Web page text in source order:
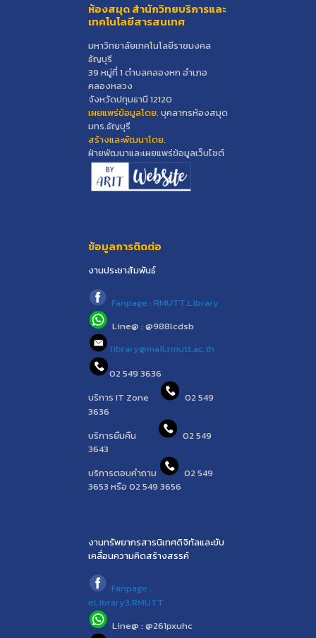
ห้องสมุด สำนักวิทยบริการและ
เทคโนโลยีสารสนเทศ
มหาวิทยาลัยเทคโนโลยีราชมงคล
ธัญบุรี
39 หมู่ที่ 1 ตำบลคลองหก อำเภอ
คลองหลวง
จังหวัดปทุมธานี 12120
เผยแพร่ข้อมูลโดย.บุคลากรห้องสมุด
มทร.ธัญบุรี
สร้างและพัฒนาโดย.
ฝ่ายพัฒนาและเผยแพร่ข้อมูลเว็บไซต์
ข้อมูลการติดต่อ
งานประชาสัมพันธ์
Fanpage : RMUTT.Library
Line@ : @988lcdsb
library@mail.rmutt.ac.th
02 549 3636
บริการ IT Zone
02 549
3636
บริการยืมคืน
02 549
3643
บริการตอบคำถาม
02 549
3653 หรือ 02 549 3656
งานทรัพยากรสารนิเทศดิจิทัลและขับ
เคลื่อนความคิดสร้างสรรค์
Fanpage :
eLibrary3.RMUTT
Line@ : @261pxuhc